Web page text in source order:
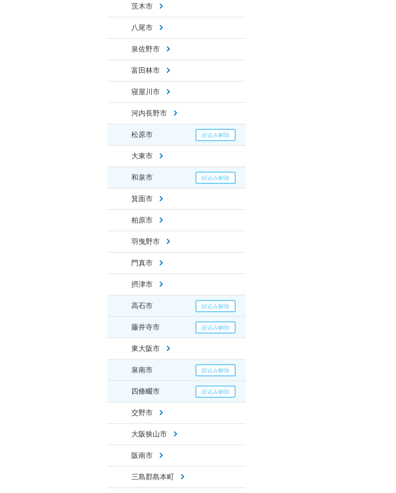
茨木市
八尾市
泉佐野市
富田林市
寝屋川市
河内長野市
松原市
大東市
和泉市
箕面市
柏原市
羽曳野市
門真市
摂津市
高石市
藤井寺市
東大阪市
泉南市
四條畷市
交野市
大阪狭山市
阪南市
三島郡島本町